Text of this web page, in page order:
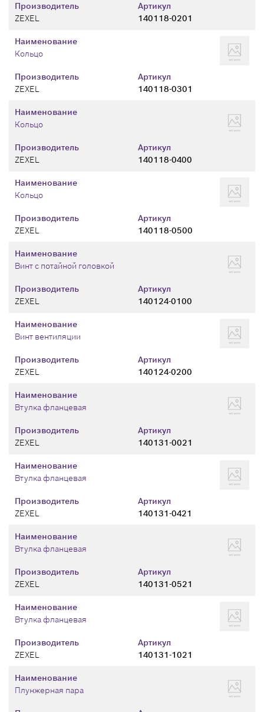
Производитель
ZEXEL
Артикул
140118-0201
Производитель
ZEXEL
Артикул
140118-0301
Наименование
Кольцо
Производитель
ZEXEL
Артикул
140118-0400
Наименование
Кольцо
Производитель
ZEXEL
Артикул
140118-0500
Наименование
Кольцо
Производитель
ZEXEL
Артикул
140124-0100
Наименование
Винт с потайной головкой
Производитель
ZEXEL
Артикул
140124-0200
Наименование
Винт вентиляции
Производитель
ZEXEL
Артикул
140131-0021
Наименование
Втулка фланцевая
Производитель
ZEXEL
Артикул
140131-0421
Наименование
Втулка фланцевая
Производитель
ZEXEL
Артикул
140131-0521
Наименование
Втулка фланцевая
Производитель
ZEXEL
Артикул
140131-1021
Наименование
Втулка фланцевая
Наименование
Плунжерная пара